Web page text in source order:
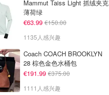
Mammut Taiss Light 抓绒夹克
薄荷绿
€63.99 €150.00
1135人感兴趣
Coach COACH BROOKLYN
28 棕色金色水桶包
€191.99 €375.00
1111人感兴趣